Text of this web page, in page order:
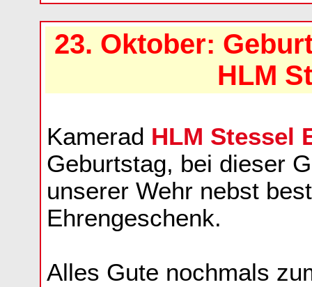
23. Oktober:
HLM
Kamerad HLM Stessel
Geburtstag, bei dieser
unserer Wehr nebst
Ehrengeschenk.
Alles Gute nochmals